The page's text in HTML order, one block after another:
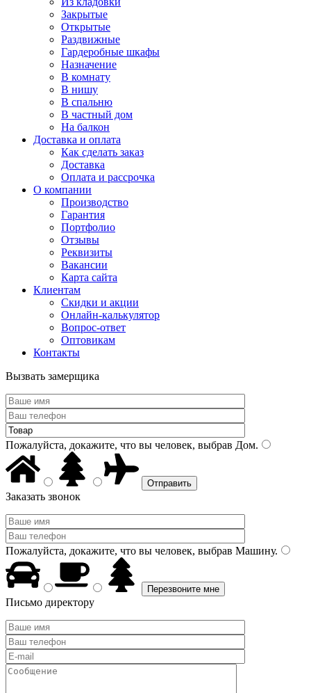
Закрытые
Открытые
Раздвижные
Гардеробные шкафы
Назначение
В комнату
В нишу
В спальню
В частный дом
На балкон
Доставка и оплата
Как сделать заказ
Доставка
Оплата и рассрочка
О компании
Производство
Гарантия
Портфолио
Отзывы
Реквизиты
Вакансии
Карта сайта
Клиентам
Скидки и акции
Онлайн-калькулятор
Вопрос-ответ
Оптовикам
Контакты
Вызвать замерщика
Пожалуйста, докажите, что вы человек, выбрав Дом.
Заказать звонок
Пожалуйста, докажите, что вы человек, выбрав Машину.
Письмо директору